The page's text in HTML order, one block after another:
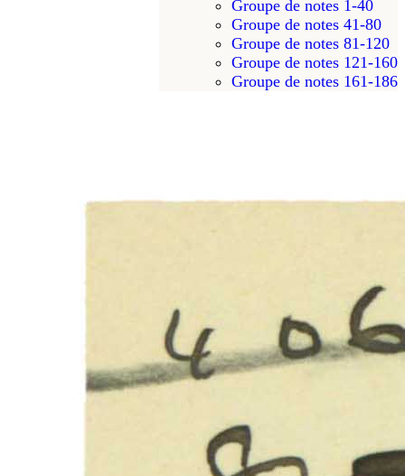
Groupe de notes 1-40
Groupe de notes 41-80
Groupe de notes 81-120
Groupe de notes 121-160
Groupe de notes 161-186